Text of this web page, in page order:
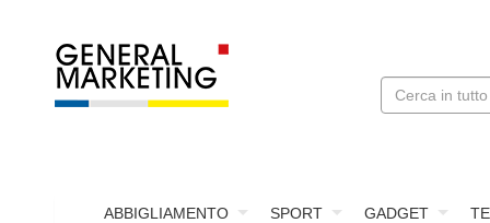
ABBIGLIAMENTO SPORT GADGET